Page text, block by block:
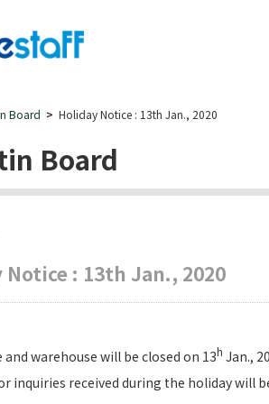
Board Holiday Notice : 13th Jan., 2020
Board
: 13th Jan., 2020
and warehouse will be closed on 13h Jan.,
inquiries received during the holiday will